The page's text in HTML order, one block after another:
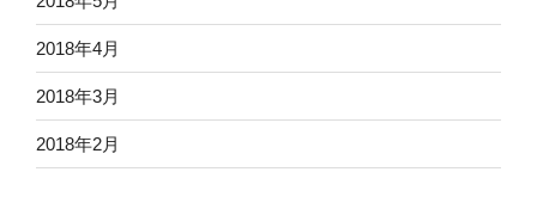
2018年4月
2018年3月
2018年2月